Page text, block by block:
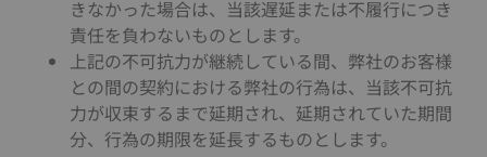
きなかった場合は、当該遅延または不履行につき
責任を負わないものとします。
上記の不可抗力が継続している間、弊社のお客様
との間の契約における弊社の行為は、当該不可抗
力が収束するまで延期され、延期されていた期間
分、行為の期限を延長するものとします。